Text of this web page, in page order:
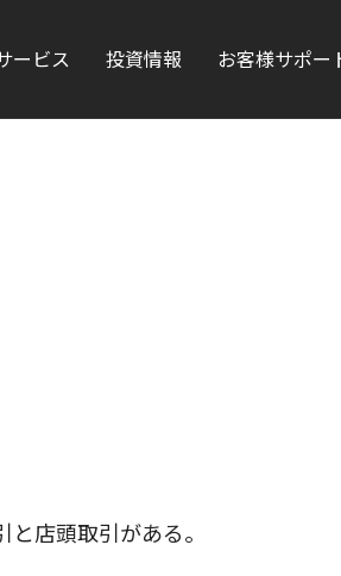
ービス 投資情報 お客様サポー
店頭取引がある。